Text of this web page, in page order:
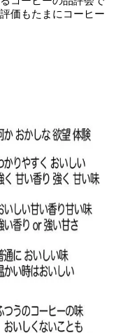
価もたまにコーヒー